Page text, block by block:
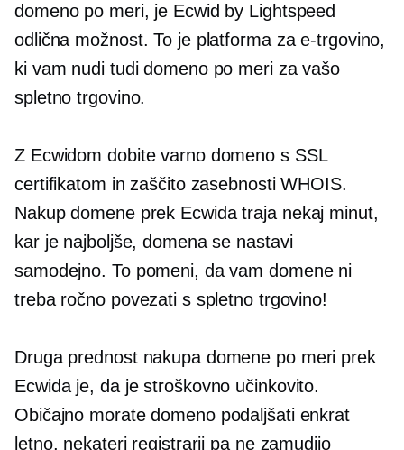
domeno po meri, je Ecwid by Lightspeed
odlična možnost. To je platforma za e-trgovino,
ki vam nudi tudi domeno po meri za vašo
spletno trgovino.
Z Ecwidom dobite varno domeno s SSL
certifikatom in zaščito zasebnosti WHOIS.
Nakup domene prek Ecwida traja nekaj minut,
kar je najboljše, domena se nastavi
samodejno. To pomeni, da vam domene ni
treba ročno povezati s spletno trgovino!
Druga prednost nakupa domene po meri prek
Ecwida je, da jestroškovno učinkovito.
Običajno morate domeno podaljšati enkrat
letno, nekateri registrarji pa ne zamudijo